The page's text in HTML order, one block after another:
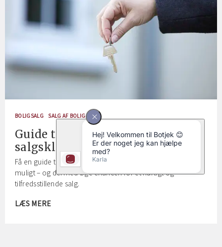
BOLIGSALG SALG AF BOLIG
Guide til at gøre din bolig
salgsklar
Få en guide til, hvordan du præsenterer din bolig bedst
muligt – og dermed øge chancen for et hurtigt og
tilfredsstillende salg.
LÆS MERE